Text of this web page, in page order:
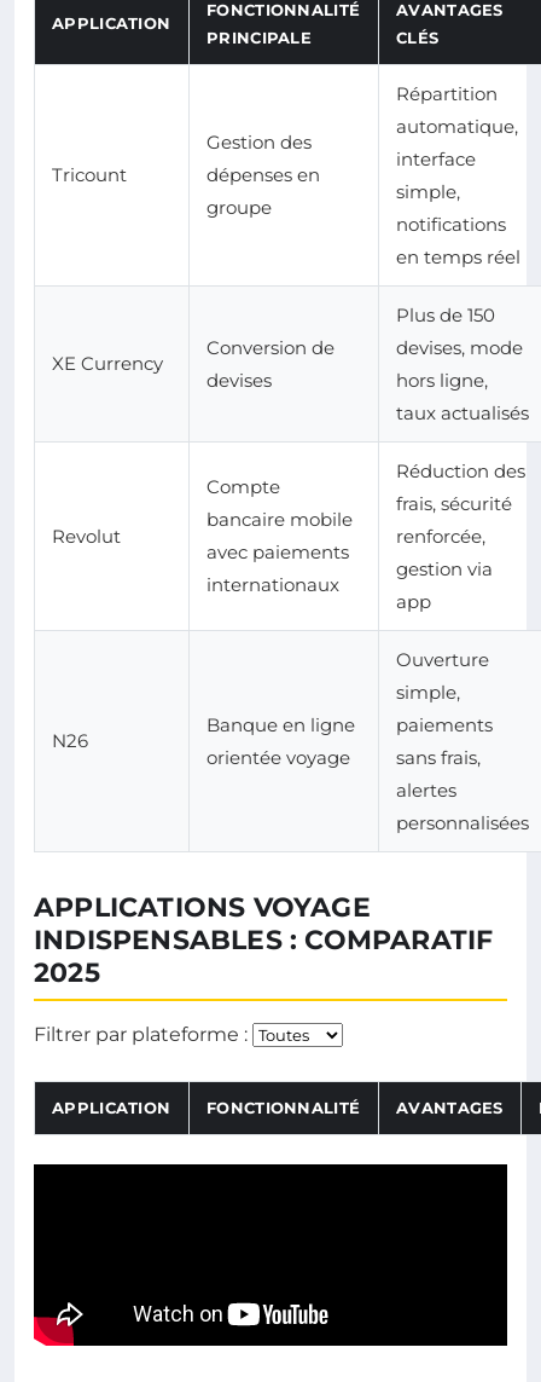
APPLICATION
FONCTIONNALITÉ
PRINCIPALE
AVANTAGES
CLÉS
Tricount
Gestion des
dépenses en
groupe
Répartition
automatique,
interface
simple,
notifications
en temps réel
XE Currency
Conversion de
devises
Plus de 150
devises, mode
hors ligne,
taux actualisés
Revolut
Compte
bancaire mobile
avec paiements
internationaux
Réduction des
frais, sécurité
renforcée,
gestion via
app
N26
Banque en ligne
orientée voyage
Ouverture
simple,
paiements
sans frais,
alertes
personnalisées
APPLICATIONS VOYAGE
INDISPENSABLES : COMPARATIF
2025
Filtrer par plateforme :
APPLICATION FONCTIONNALITÉ AVANTAGES